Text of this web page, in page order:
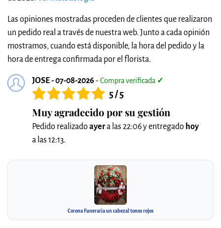
Las opiniones mostradas proceden de clientes que realizaron
un pedido real a través de nuestra web. Junto a cada opinión
mostramos, cuando está disponible, la hora del pedido y la
hora de entrega confirmada por el florista.
JOSE - 07-08-2026 - Compra verificada ✓
5 / 5
Muy agradecido por su gestión
Pedido realizado ayera las 22:06 y entregado hoy
a las 12:13.
Corona Funeraria un cabezal tonos rojos